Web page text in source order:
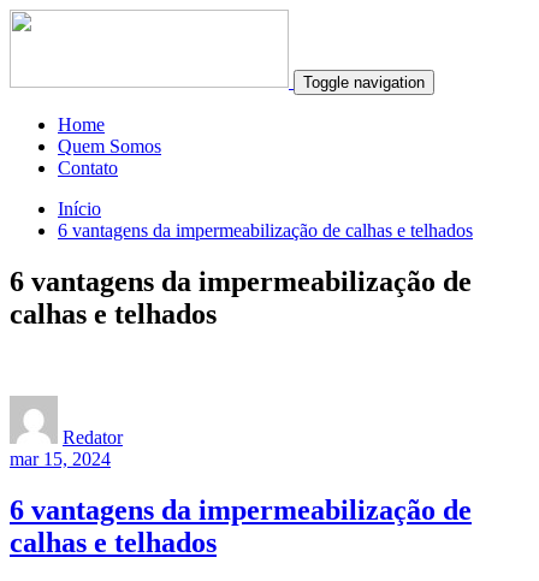
Toggle navigation
Home
Quem Somos
Contato
Início
6 vantagens da impermeabilização de calhas e telhados
6 vantagens da impermeabilização de
calhas e telhados
Redator
mar 15, 2024
6 vantagens da impermeabilização de
calhas e telhados